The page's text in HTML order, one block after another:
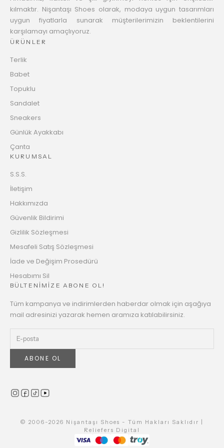
kılmaktır. Nişantaşı Shoes olarak, modaya uygun tasarımları
uygun fiyatlarla sunarak müşterilerimizin beklentilerini
karşılamayı amaçlıyoruz.
ÜRÜNLER
Terlik
Babet
Topuklu
Sandalet
Sneakers
Günlük Ayakkabı
Çanta
KURUMSAL
S.S.S.
İletişim
Hakkımızda
Güvenlik Bildirimi
Gizlilik Sözleşmesi
Mesafeli Satış Sözleşmesi
İade ve Değişim Prosedürü
Hesabımı Sil
BÜLTENİMİZE ABONE OL!
Tüm kampanya ve indirimlerden haberdar olmak için aşağıya
mail adresinizi yazarak hemen aramıza katılabilirsiniz.
ABONE OL
© 2006-2026 Nişantaşı Shoes - Tüm Hakları Saklıdır |
Reliefers Digital